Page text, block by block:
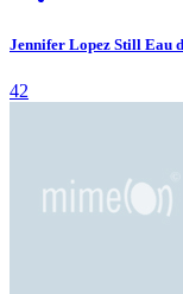
Jennifer Lopez Still Eau
42